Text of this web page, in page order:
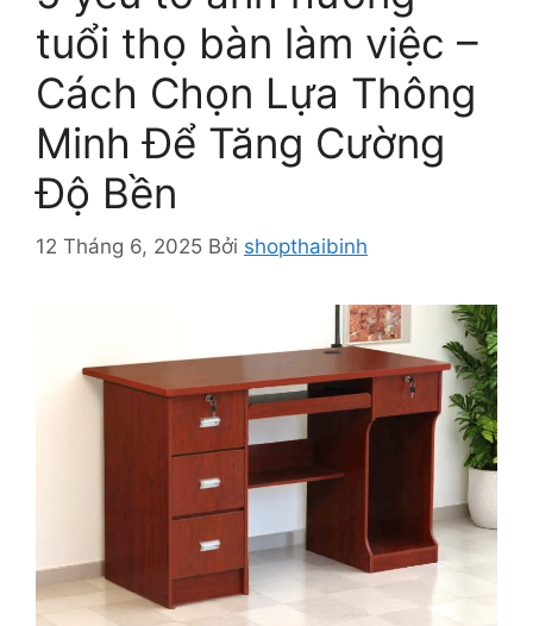
tuổi thọ bàn làm việc –
Cách Chọn Lựa Thông
Minh Để Tăng Cường
Độ Bền
12 Tháng 6, 2025 Bởi shopthaibinh